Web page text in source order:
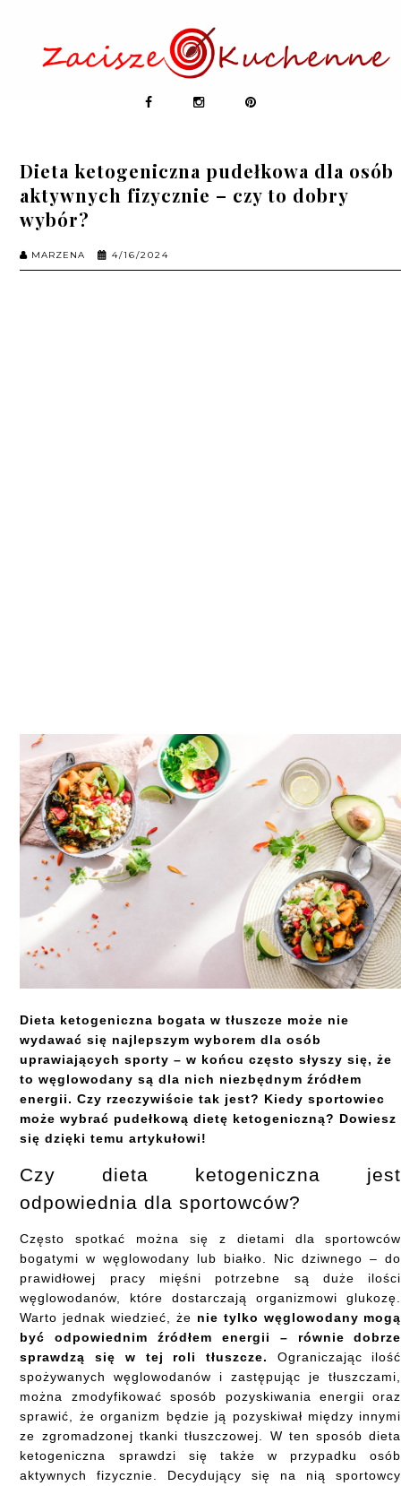
Dieta ketogeniczna pudełkowa dla osób
aktywnych fizycznie – czy to dobry
wybór?
MARZENA 4/16/2024
Dieta ketogeniczna bogata w tłuszcze może nie
wydawać się najlepszym wyborem dla osób
uprawiających sporty – w końcu często słyszy się, że
to węglowodany są dla nich niezbędnym źródłem
energii. Czy rzeczywiście tak jest? Kiedy sportowiec
może wybrać pudełkową dietę ketogeniczną? Dowiesz
się dzięki temu artykułowi!
Czy dieta ketogeniczna jest
odpowiednia dla sportowców?
Często spotkać można się z dietami dla sportowców
bogatymi w węglowodany lub białko. Nic dziwnego – do
prawidłowej pracy mięśni potrzebne są duże ilości
węglowodanów, które dostarczają organizmowi glukozę.
Warto jednak wiedzieć, że nie tylko węglowodany mogą
być odpowiednim źródłem energii – równie dobrze
sprawdzą się w tej roli tłuszcze.
Ograniczając ilość
spożywanych węglowodanów i zastępując je tłuszczami,
można zmodyfikować sposób pozyskiwania energii oraz
sprawić, że organizm będzie ją pozyskiwał między innymi
ze zgromadzonej tkanki tłuszczowej. W ten sposób dieta
ketogeniczna sprawdzi się także w przypadku osób
aktywnych fizycznie. Decydujący się na nią sportowcy